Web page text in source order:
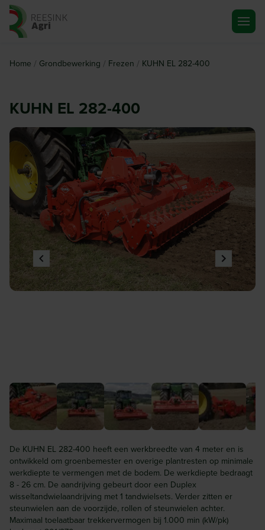
Home / Grondbewerking / Frezen / KUHN EL 282-400
KUHN EL 282-400
De KUHN EL 282-400 heeft een werkbreedte van 4 meter en is
ontwikkeld om groenbemester en overige plantresten op minimale
werkdiepte te vermengen met de bodem. De werkdiepte bedraagt
8 - 26 cm. De aandrijving gebeurt door een Duplex
wisseltandwielaandrijving met 1 tandwielsets. Verder zitten er
steunwielen aan de voorzijde, rollen of steunwielen achter.
Maximaal toelaatbaar trekkervermogen bij 1.000 min (kW/pk)